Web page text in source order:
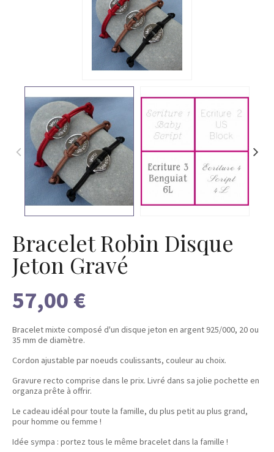
Bracelet Robin Disque
Jeton Gravé
57,00 €
Bracelet mixte composé d'un disque jeton en argent 925/000, 20 ou
35 mm de diamètre.
Cordon ajustable par noeuds coulissants, couleur au choix.
Gravure recto comprise dans le prix. Livré dans sa jolie pochette en
organza prête à offrir.
Le cadeau idéal pour toute la famille, du plus petit au plus grand,
pour homme ou femme !
Idée sympa : portez tous le même bracelet dans la famille !